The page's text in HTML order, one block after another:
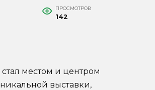
ПРОСМОТРОВ
142
стал местом и центром
выставки,